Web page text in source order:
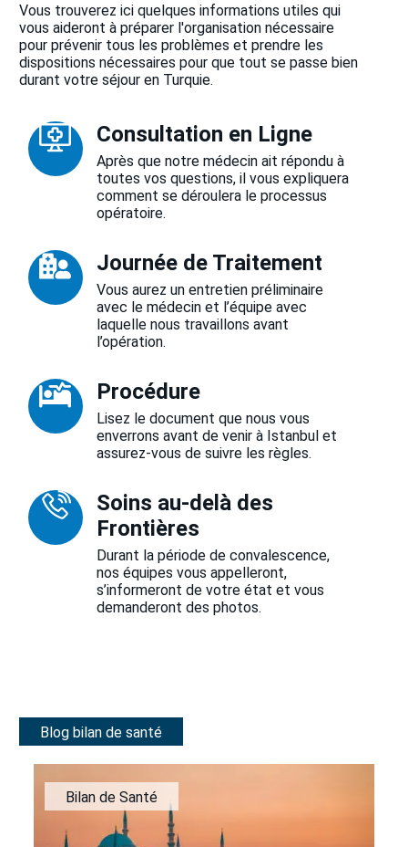
Vous trouverez ici quelques informations utiles qui
vous aideront à préparer l'organisation nécessaire
pour prévenir tous les problèmes et prendre les
dispositions nécessaires pour que tout se passe bien
durant votre séjour en Turquie.
Consultation en Ligne
Après que notre médecin ait répondu à
toutes vos questions, il vous expliquera
comment se déroulera le processus
opératoire.
Journée de Traitement
Vous aurez un entretien préliminaire
avec le médecin et l’équipe avec
laquelle nous travaillons avant
l’opération.
Procédure
Lisez le document que nous vous
enverrons avant de venir à Istanbul et
assurez-vous de suivre les règles.
Soins au-delà des
Frontières
Durant la période de convalescence,
nos équipes vous appelleront,
s’informeront de votre état et vous
demanderont des photos.
Blog bilan de santé
Bilan de Santé